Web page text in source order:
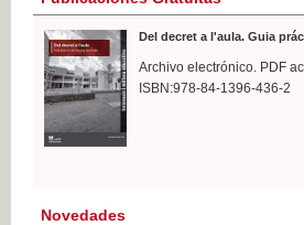
Del decret a l'aula. Guia
Archivo electrónico. PDF
ISBN:978-84-1396-436-2
Novedades